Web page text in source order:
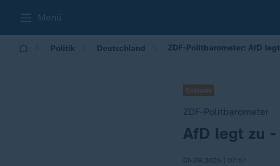
Menü
Politik Deutschland ZDF-Politbarometer: AfD
Exklusiv
ZDF-Politbarometer
:
AfD legt zu
05.09.2025 | 07:57